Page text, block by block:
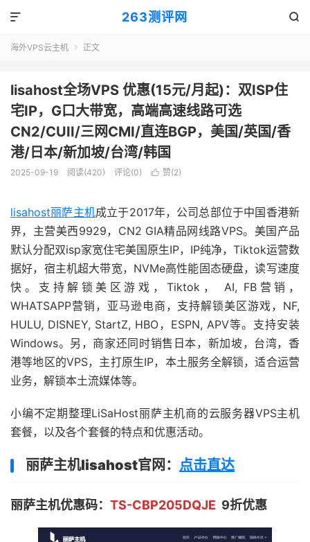
263测评网 

海外VPS云主机  正文
lisahost全场VPS 优惠(15元/月起)：双ISP住
宅IP，G口大带宽，高端高速线路可选
CN2/CUII/三网CMI/直连BGP，美国/英国/香
港/日本/新加坡/台湾/韩国
2025-09-19 阅读(420) 评论(0)  赞(2)
lisahost丽萨主机成立于2017年，公司总部位于中国香港新
界，主营美西9929，CN2 GIA精品网线路VPS。美国产品
默认分配双isp家宽住宅美国原生IP，IP纯净，Tiktok运营数
据好，宿主机超大带宽，NVMe高性能固态硬盘，读写速度
快。支持解锁美区游戏，Tiktok， AI, FB营销，
WHATSAPP营销，亚马逊电商，支持解锁美区游戏，NF,
HULU, DISNEY, StartZ, HBO，ESPN, APV等。支持安装
Windows。另，商家还同时销售日本，新加坡，台湾，香
港等地区的VPS，主打原生IP，本土服务全解锁，适合运营
业务，解锁本土流媒体等。
小编不定期整理LiSaHost丽萨主机商的云服务器VPS主机
套餐，以及各个套餐的特点和优惠活动。
丽萨主机lisahost官网： 点击直达
丽萨主机优惠码： TS-CBP205DQJE 9折优惠